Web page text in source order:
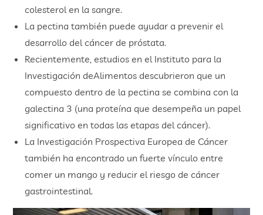
colesterol en la sangre.
La pectina también puede ayudar a prevenir el
desarrollo del cáncer de próstata.
Recientemente, estudios en el Instituto para la
Investigación deAlimentos descubrieron que un
compuesto dentro de la pectina se combina con la
galectina 3 (una proteína que desempeña un papel
significativo en todas las etapas del cáncer).
La Investigación Prospectiva Europea de Cáncer
también ha encontrado un fuerte vínculo entre
comer un mango y reducir el riesgo de cáncer
gastrointestinal.